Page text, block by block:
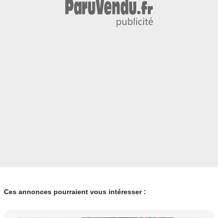
Ces annonces pourraient vous intéresser :